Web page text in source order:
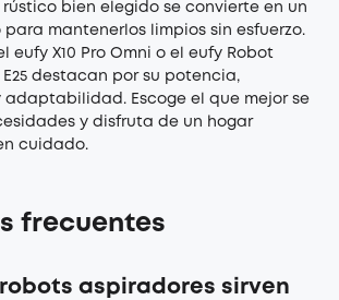
bien elegido se convierte en un
mantenerlos limpios sin esfuerzo.
eufy X10 Pro Omni o el eufy Robot
destacan por su potencia,
Escoge el que mejor se
y disfruta de un hogar
cuidado.
frecuentes
robots aspiradores sirven